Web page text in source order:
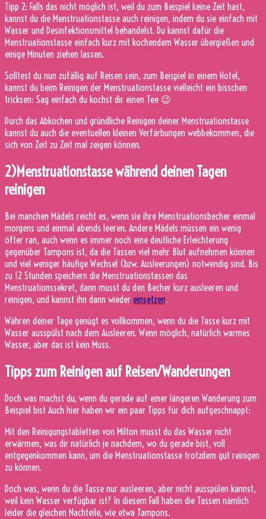
Tipp 2: Falls das nicht möglich ist, weil du zum Beispiel keine Zeit hast,
kannst du die Menstruationstasse auch reinigen, indem du sie einfach mit
Wasser und Desinfektionsmittel behandelst. Du kannst dafür die
Menstruationstasse einfach kurz mit kochendem Wasser übergießen und
einige Minuten ziehen lassen.
Solltest du nun zufällig auf Reisen sein, zum Beispiel in einem Hotel,
kannst du beim Reinigen der Menstruationstasse vielleicht ein bisschen
tricksen: Sag einfach du kochst dir einen Tee 😉
Durch das Abkochen und gründliche Reinigen deiner Menstruationstasse
kannst du auch die eventuellen kleinen Verfärbungen webbekommen, die
sich von Zeit zu Zeit mal zeigen können.
2)Menstruationstasse während deinen Tagen
reinigen
Bei manchen Mädels reicht es, wenn sie ihre Menstruationsbecher einmal
morgens und einmal abends leeren. Andere Mädels müssen ein wenig
öfter ran, auch wenn es immer noch eine deutliche Erleichterung
gegenüber Tampons ist, da die Tassen viel mehr Blut aufnehmen können
und viel weniger häufige Wechsel (bzw. Ausleerungen) notwendig sind. Bis
zu 12 Stunden speichern die Menstruationstassen das
Menstruationssekret, dann musst du den Becher kurz ausleeren und
reinigen, und kannst ihn dann wieder einsetzen.
Währen deiner Tage genügt es vollkommen, wenn du die Tasse kurz mit
Wasser ausspülst nach dem Ausleeren. Wenn möglich, natürlich warmes
Wasser, aber das ist kein Muss.
Tipps zum Reinigen auf Reisen/Wanderungen
Doch was machst du, wenn du gerade auf einer längeren Wanderung zum
Beispiel bist Auch hier haben wir ein paar Tipps für dich aufgeschnappt:
Mit den Reinigungstabletten von Milton musst du das Wasser nicht
erwärmen, was dir natürlich je nachdem, wo du gerade bist, voll
entgegenkommen kann, um die Menstruationstasse trotzdem gut reinigen
zu können.
Doch was, wenn du die Tasse nur ausleeren, aber nicht ausspülen kannst,
weil kein Wasser verfügbar ist? In diesem Fall haben die Tassen nämlich
leider die gleichen Nachteile, wie etwa Tampons.